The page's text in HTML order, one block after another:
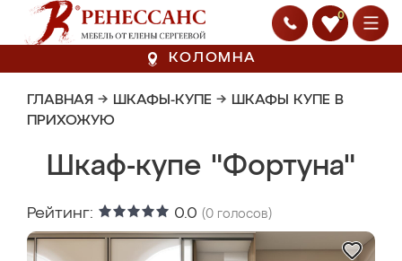
0
КОЛОМНА
ГЛАВНАЯ → ШКАФЫ-КУПЕ → ШКАФЫ КУПЕ В
ПРИХОЖУЮ
Шкаф-купе "Фортуна"
Рейтинг: 0.0 (0 голосов)